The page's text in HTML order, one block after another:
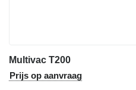
Multivac T200
Prijs op aanvraag